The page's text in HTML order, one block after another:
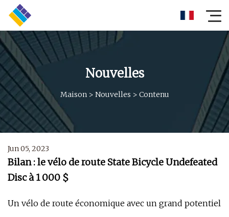
Nouvelles
Maison > Nouvelles > Contenu
Jun 05, 2023
Bilan : le vélo de route State Bicycle Undefeated
Disc à 1 000 $
Un vélo de route économique avec un grand potentiel